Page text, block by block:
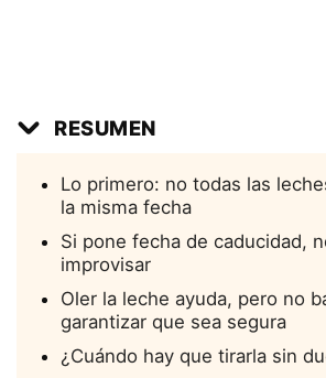
RESUMEN
Lo primero: no todas las
la misma fecha
Si pone fecha de caducidad,
improvisar
Oler la leche ayuda, pero no
garantizar que sea segura
¿Cuándo hay que tirarla sin